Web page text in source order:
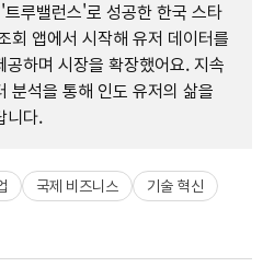
루밸런스'로 성공한 한국 스타
회 앱에서 시작해 유저 데이터를
공하며 시장을 확장했어요. 지속
분석을 통해 인도 유저의 삶을
니다.
국제 비즈니스
기술 혁신